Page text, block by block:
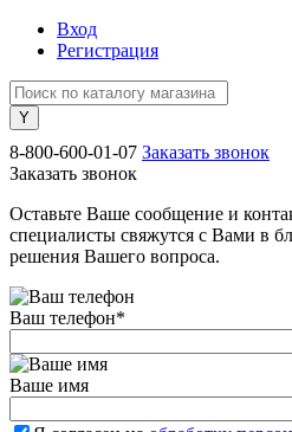
Вход
Регистрация
8-800-600-01-07 Заказать звонок
Заказать звонок
Оставьте Ваше сообщение и
специалисты свяжутся с Вами в
решения Вашего вопроса.
Ваш телефон*
Ваше имя